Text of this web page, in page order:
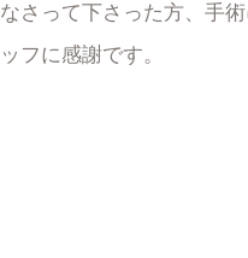
さって下さった方、手
フに感謝です。